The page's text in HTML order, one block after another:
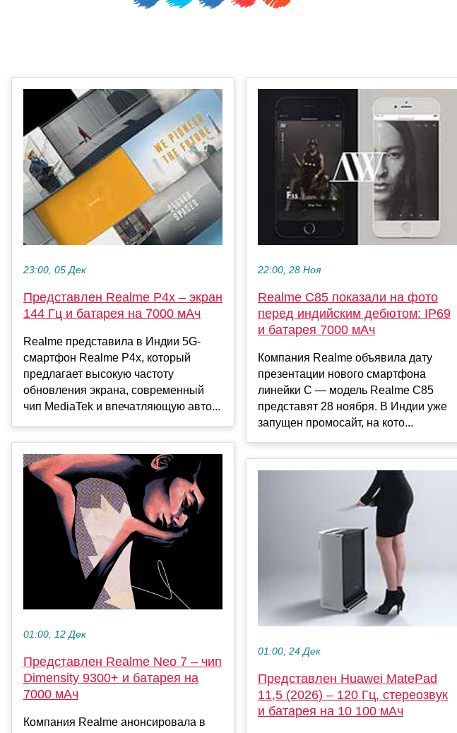
23:00, 05 Дек
Представлен Realme P4x – экран
144 Гц и батарея на 7000 мАч
Realme представила в Индии 5G-
смартфон Realme P4x, который
предлагает высокую частоту
обновления экрана, современный
чип MediaTek и впечатляющую авто...
01:00, 12 Дек
Представлен Realme Neo 7 – чип
Dimensity 9300+ и батарея на
7000 мАч
Компания Realme анонсировала в
22:00, 28 Ноя
Realme C85 показали на фото
перед индийским дебютом: IP69
и батарея 7000 мАч
Компания Realme объявила дату
презентации нового смартфона
линейки C — модель Realme C85
представят 28 ноября. В Индии уже
запущен промосайт, на кото...
01:00, 24 Дек
Представлен Huawei MatePad
11,5 (2026) – 120 Гц, стереозвук
и батарея на 10 100 мАч